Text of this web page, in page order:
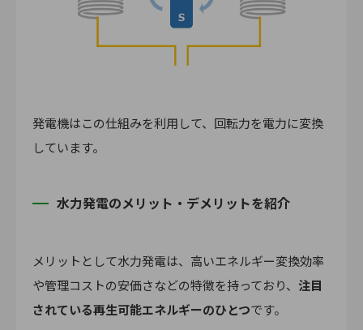
発電機はこの仕組みを利用して、回転力を電力に変換
しています。
水力発電のメリット・デメリットを紹介
メリットとして水力発電は、高いエネルギー変換効率
や管理コストの安価さなどの特徴を持っており、 注目
されている再生可能エネルギーのひとつです。